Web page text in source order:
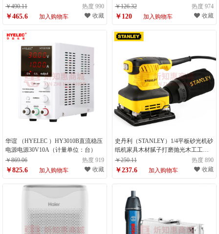
风机除雾霾粉尘小型负离子 除甲醛 除
二手烟（计量单位：台）
￥490.11 热度 990
￥465.6 加入购物车 收藏
材料 上加水 4L大容量（计量单位：
台）
￥126.32 热度 974
￥120 加入购物车 收藏
华谊 （HYELEC ）HY3010B直流稳压
电源电源30V10A（计量单位：台）
￥869.06
热度 919
￥825.6 加入购物车 收藏
史丹利（STANLEY）1/4平板砂光机砂
纸机家具木材腻子打磨抛光木工工具
SS24 （计量单位：件）
￥250.11 热度 890
￥237.6 加入购物车 收藏